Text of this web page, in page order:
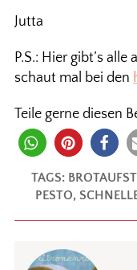
Jutta
P.S.: Hier gibt’s alle
schaut mal bei den
Teile gerne diesen
TAGS:
PESTO,